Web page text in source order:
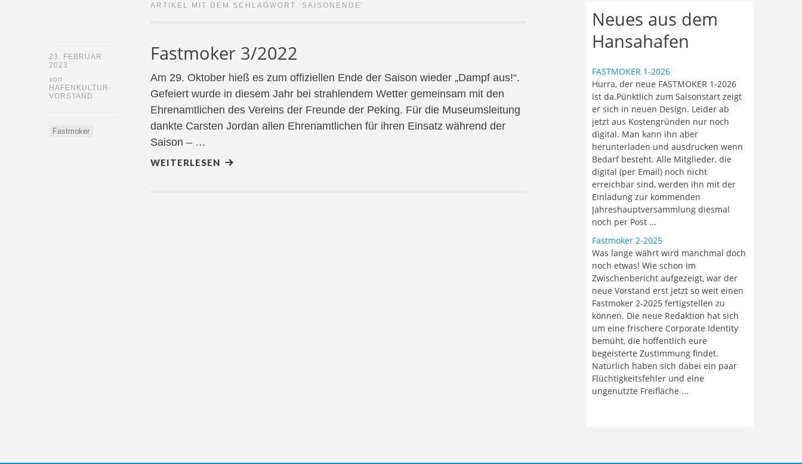
ARTIKEL MIT DEM SCHLAGWORT ‘ SAISONENDE ’
23. FEBRUAR
2023
von
HAFENKULTUR-
VORSTAND
Fastmoker
Fastmoker 3/2022
Am 29. Oktober hieß es zum offiziellen Ende der Saison wieder „Dampf aus!“.
Gefeiert wurde in diesem Jahr bei strahlendem Wetter gemeinsam mit den
Ehrenamtlichen des Vereins der Freunde der Peking. Für die Museumsleitung
dankte Carsten Jordan allen Ehrenamtlichen für ihren Einsatz während der
Saison – …
WEITERLESEN
Neues aus dem
Hansahafen
FASTMOKER 1-2026
Hurra, der neue FASTMOKER 1-2026
ist da.Pünktlich zum Saisonstart zeigt
er sich in neuen Design. Leider ab
jetzt aus Kostengründen nur noch
digital. Man kann ihn aber
herunterladen und ausdrucken wenn
Bedarf besteht. Alle Mitglieder, die
digital (per Email) noch nicht
erreichbar sind, werden ihn mit der
Einladung zur kommenden
Jahreshauptversammlung diesmal
noch per Post ...
Fastmoker 2-2025
Was lange währt wird manchmal doch
noch etwas! Wie schon im
Zwischenbericht aufgezeigt, war der
neue Vorstand erst jetzt so weit einen
Fastmoker 2-2025 fertigstellen zu
können. Die neue Redaktion hat sich
um eine frischere Corporate Identity
bemüht, die hoffentlich eure
begeisterte Zustimmung findet.
Natürlich haben sich dabei ein paar
Flüchtigkeitsfehler und eine
ungenutzte Freifläche ...